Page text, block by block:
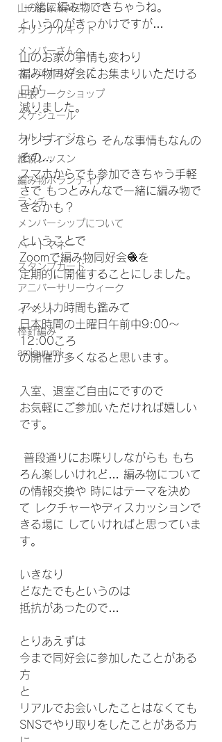
山のお家Ｋ⁂について
オリジナルキット
メンバーさんへ
オリジナルグッズ
出張ワークショップ
スケジュール
カルトナージュ
継続レッスン
編み物ボランティア
ランチ
メンバーシップについて
ハートマネー
スタンプカード
アニバーサリーウィーク
イベント
棒針編み
amigurumi
一緒に編み物できちゃうね。
というのがきっかけですが…
山のお家の事情も変わり
編み物同好会にお集まりいただける
日が
減りました。
オンラインなら そんな事情もなんの
その…
スマホからでも参加できちゃう手軽
さで もっとみんなで一緒に編み物で
きるかも？
ということで
Zoomで編み物同好会🧶を
定期的に開催することにしました。
アメリカ時間も鑑みて
日本時間の土曜日午前中9:00〜
12:00ころ
の開催が多くなると思います。
入室、退室ご自由にですので
お気軽にご参加いただければ嬉しい
です。
ろん楽しいけれど… 編み物について
の情報交換や 時にはテーマを決め
て レクチャーやディスカッションで
きる場に していければと思っていま
す。
いきなり
どなたでもというのは
抵抗があったので…
とりあえずは
今まで同好会に参加したことがある
方
と
リアルでお会いしたことはなくても
SNSでやり取りをしたことがある方